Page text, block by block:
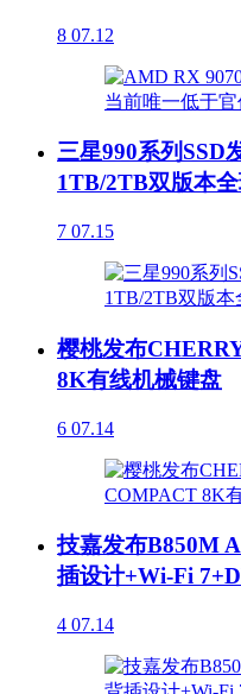
8 07.12
三星990系列SSD
1TB/2TB双版本
7 07.15
樱桃发布
8K有线机械键盘
6 07.14
技嘉发布B850M
插设计+Wi-Fi
4 07.14